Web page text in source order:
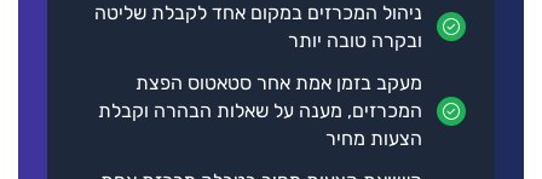
ניהול המכרזים במקום אחד לקבלת שליטה
ובקרה טובה יותר
מעקב בזמן אמת אחר סטאטוס הפצת
המכרזים, מענה על שאלות הבהרה וקבלת
הצעות מחיר